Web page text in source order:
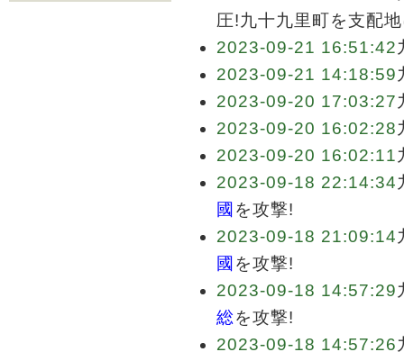
圧!九十九里町を支配
2023-09-21 16:51:42
2023-09-21 14:18:59
2023-09-20 17:03:27
2023-09-20 16:02:28
2023-09-20 16:02:11
2023-09-18 22:14:34
國 を攻撃!
2023-09-18 21:09:14
國 を攻撃!
2023-09-18 14:57:29
総を攻撃!
2023-09-18 14:57:26